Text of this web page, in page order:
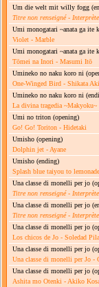
Um die welt mit willy fogg
Titre non renseigné-
Umi monogatari ~anata ga ite
Violet - Marble
Umi monogatari ~anata ga ite
Tōmei na Inori - Masumi Itō
Umineko no naku koro ni
One-Winged Bird - Shikata
Umineko no naku koro ni
La divina tragedia ~Makyoku~
Umi no triton (opening)
Go! Go! Toriton - Hidetaki
Umisho (opening)
Dolphin jet - Ayane
Umisho (ending)
Splash blue taiyou to
Una classe di monelli per jo
Titre non renseigné-
Una classe di monelli per jo
Titre non renseigné-
Una classe di monelli per jo
Los chicos de Jo - Soledad
Una classe di monelli per jo
Una classe di monelli per Jo -
Una classe di monelli per jo
Ashita mo Otenki - Akiko